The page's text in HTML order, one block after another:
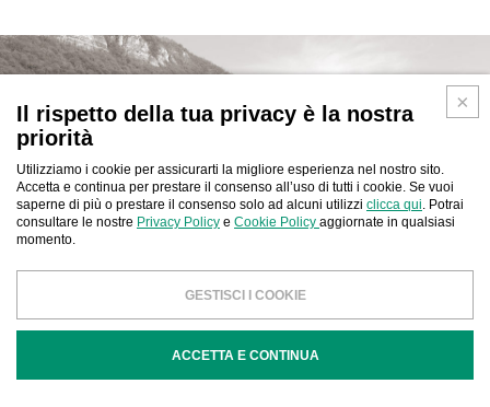
Il rispetto della tua privacy è la nostra
priorità
Utilizziamo i cookie per assicurarti la migliore esperienza nel nostro sito.
Accetta e continua per prestare il consenso all’uso di tutti i cookie. Se vuoi
saperne di più o prestare il consenso solo ad alcuni utilizzi clicca qui. Potrai
consultare le nostre Privacy Policy e Cookie Policy aggiornate in qualsiasi
momento.
GESTISCI I COOKIE
ACCETTA E CONTINUA